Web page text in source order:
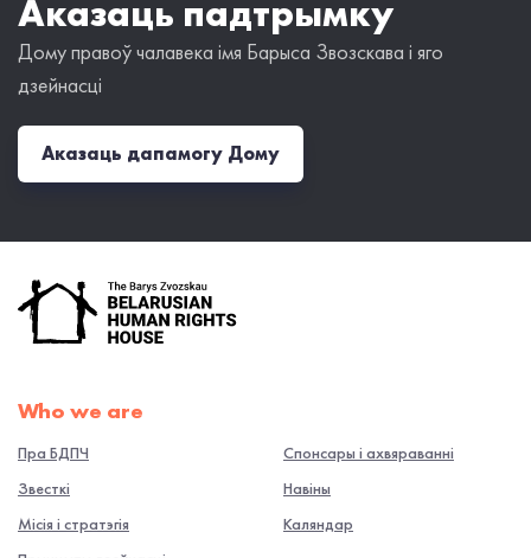
Аказаць падтрымку
Дому правоў чалавека імя Барыса Звозскава і яго
дзейнасці
Аказаць дапамогу Дому
Who we are
Пра БДПЧ
Звесткі
Місія і стратэгія
Спонсары і ахвяраванні
Навiны
Каляндар